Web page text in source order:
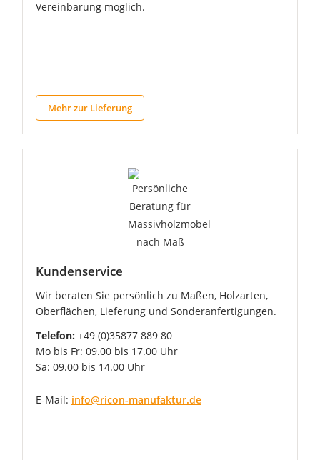
Vereinbarung möglich.
Mehr zur Lieferung
Kundenservice
Wir beraten Sie persönlich zu Maßen, Holzarten,
Oberflächen, Lieferung und Sonderanfertigungen.
Telefon: +49 (0)35877 889 80
Mo bis Fr: 09.00 bis 17.00 Uhr
Sa: 09.00 bis 14.00 Uhr
E-Mail: info@ricon-manufaktur.de